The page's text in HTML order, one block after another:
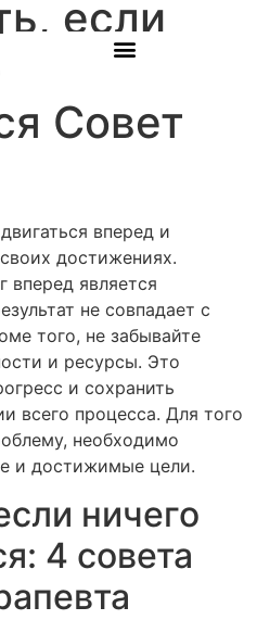
если
Совет
вперед и
достижениях.
является
не совпадает с
того, не забывайте
и ресурсы. Это
и сохранить
всего процесса. Для того
необходимо
и достижимые цели.
ничего
4 совета